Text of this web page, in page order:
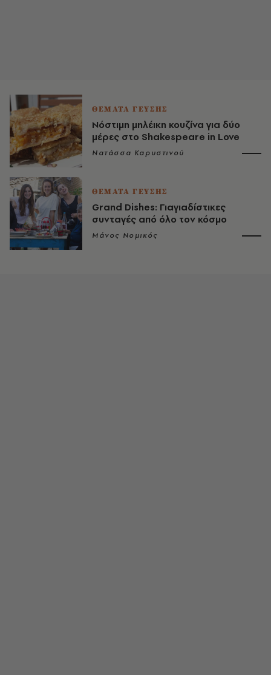
ΘΕΜΑΤΑ ΓΕΥΣΗΣ
Νόστιμη μηλέικη κουζίνα για δύο
μέρες στο Shakespeare in Love
Νατάσσα Καρυστινού
ΘΕΜΑΤΑ ΓΕΥΣΗΣ
Grand Dishes: Γιαγιαδίστικες
συνταγές από όλο τον κόσμο
Μάνος Νομικός